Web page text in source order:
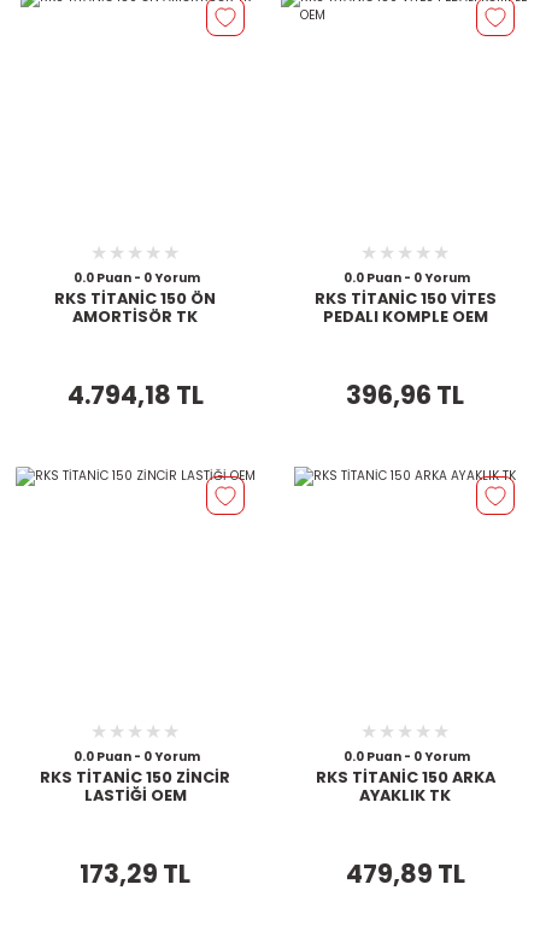
0.0 Puan - 0 Yorum
RKS TİTANİC 150 ÖN
AMORTİSÖR TK
4.794,18 TL
0.0 Puan - 0 Yorum
RKS TİTANİC 150 VİTES
PEDALI KOMPLE OEM
396,96 TL
0.0 Puan - 0 Yorum
RKS TİTANİC 150 ZİNCİR
LASTİĞİ OEM
173,29 TL
0.0 Puan - 0 Yorum
RKS TİTANİC 150 ARKA
AYAKLIK TK
479,89 TL